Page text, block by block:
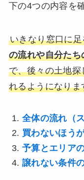
下の4つの内容を
いきなり窓口に
の流れや自分た
で、後々の土地
れるようになりま
全体の流れ（
買わないほう
予算とエリア
譲れない条件